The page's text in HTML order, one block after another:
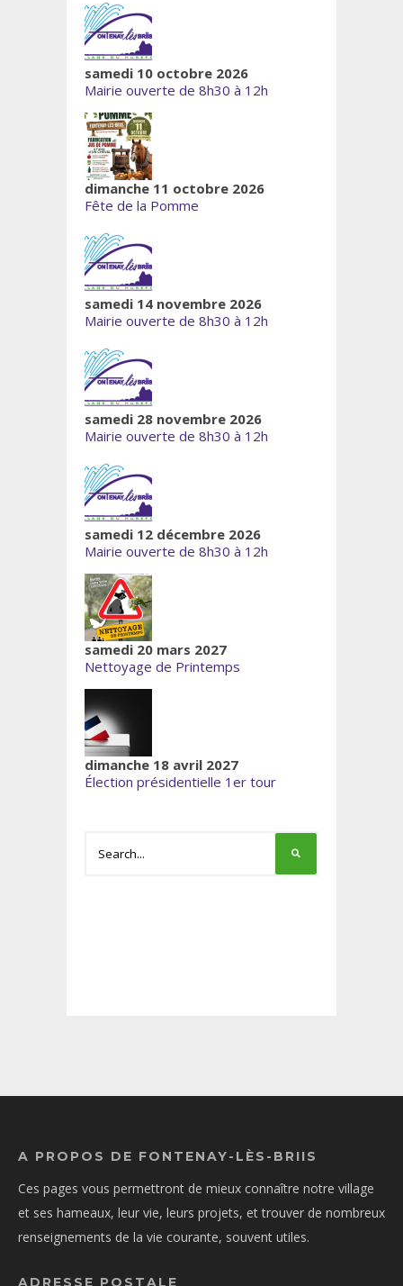
samedi 10 octobre 2026
Mairie ouverte de 8h30 à 12h
dimanche 11 octobre 2026
Fête de la Pomme
samedi 14 novembre 2026
Mairie ouverte de 8h30 à 12h
samedi 28 novembre 2026
Mairie ouverte de 8h30 à 12h
samedi 12 décembre 2026
Mairie ouverte de 8h30 à 12h
samedi 20 mars 2027
Nettoyage de Printemps
dimanche 18 avril 2027
Élection présidentielle 1er tour
A PROPOS DE FONTENAY-LÈS-BRIIS
Ces pages vous permettront de mieux connaître notre village
et ses hameaux, leur vie, leurs projets, et trouver de nombreux
renseignements de la vie courante, souvent utiles.
ADRESSE POSTALE